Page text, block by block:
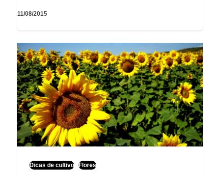
11/08/2015
Dicas de cultivo Flores